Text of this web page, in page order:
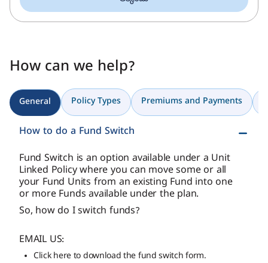
How can we help?
General Policy Types Premiums and Payments
How to do a Fund Switch
Fund Switch is an option available under a Unit
Linked Policy where you can move some or all
your Fund Units from an existing Fund into one
or more Funds available under the plan.
So, how do I switch funds?
EMAIL US:
Click here to download the fund switch form.